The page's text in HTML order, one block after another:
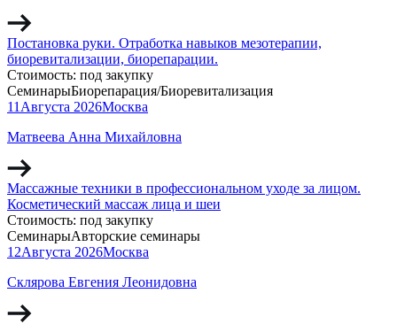
Постановка руки. Отработка навыков мезотерапии,
биоревитализации, биорепарации.
Стоимость: под закупку
СеминарыБиорепарация/Биоревитализация
11 Августа 2026Москва
Матвеева Анна Михайловна
Массажные техники в профессиональном уходе за лицом.
Косметический массаж лица и шеи
Стоимость: под закупку
СеминарыАвторские семинары
12Августа 2026Москва
Склярова Евгения Леонидовна